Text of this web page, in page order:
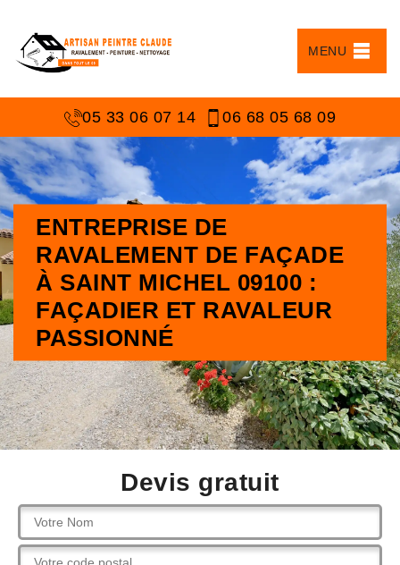
MENU
05 33 06 07 14 06 68 05 68 09
ENTREPRISE DE
RAVALEMENT DE FAÇADE
À SAINT MICHEL 09100 :
FAÇADIER ET RAVALEUR
PASSIONNÉ
Devis gratuit